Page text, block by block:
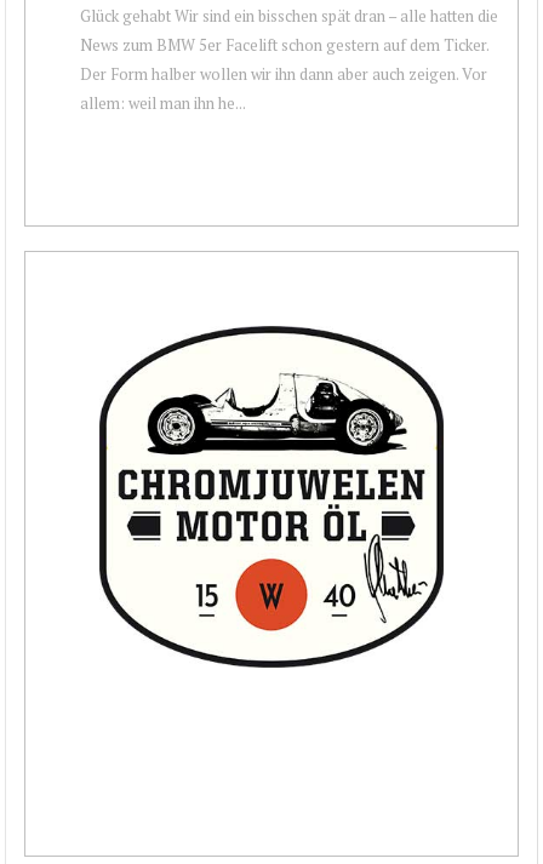
Glück gehabt Wir sind ein bisschen spät dran – alle hatten die
News zum BMW 5er Facelift schon gestern auf dem Ticker.
Der Form halber wollen wir ihn dann aber auch zeigen. Vor
allem: weil man ihn he...